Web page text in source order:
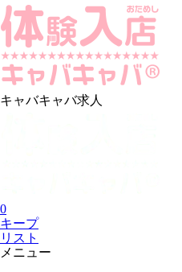
キャバキャバ求人
0
キープ
リスト
メニュー